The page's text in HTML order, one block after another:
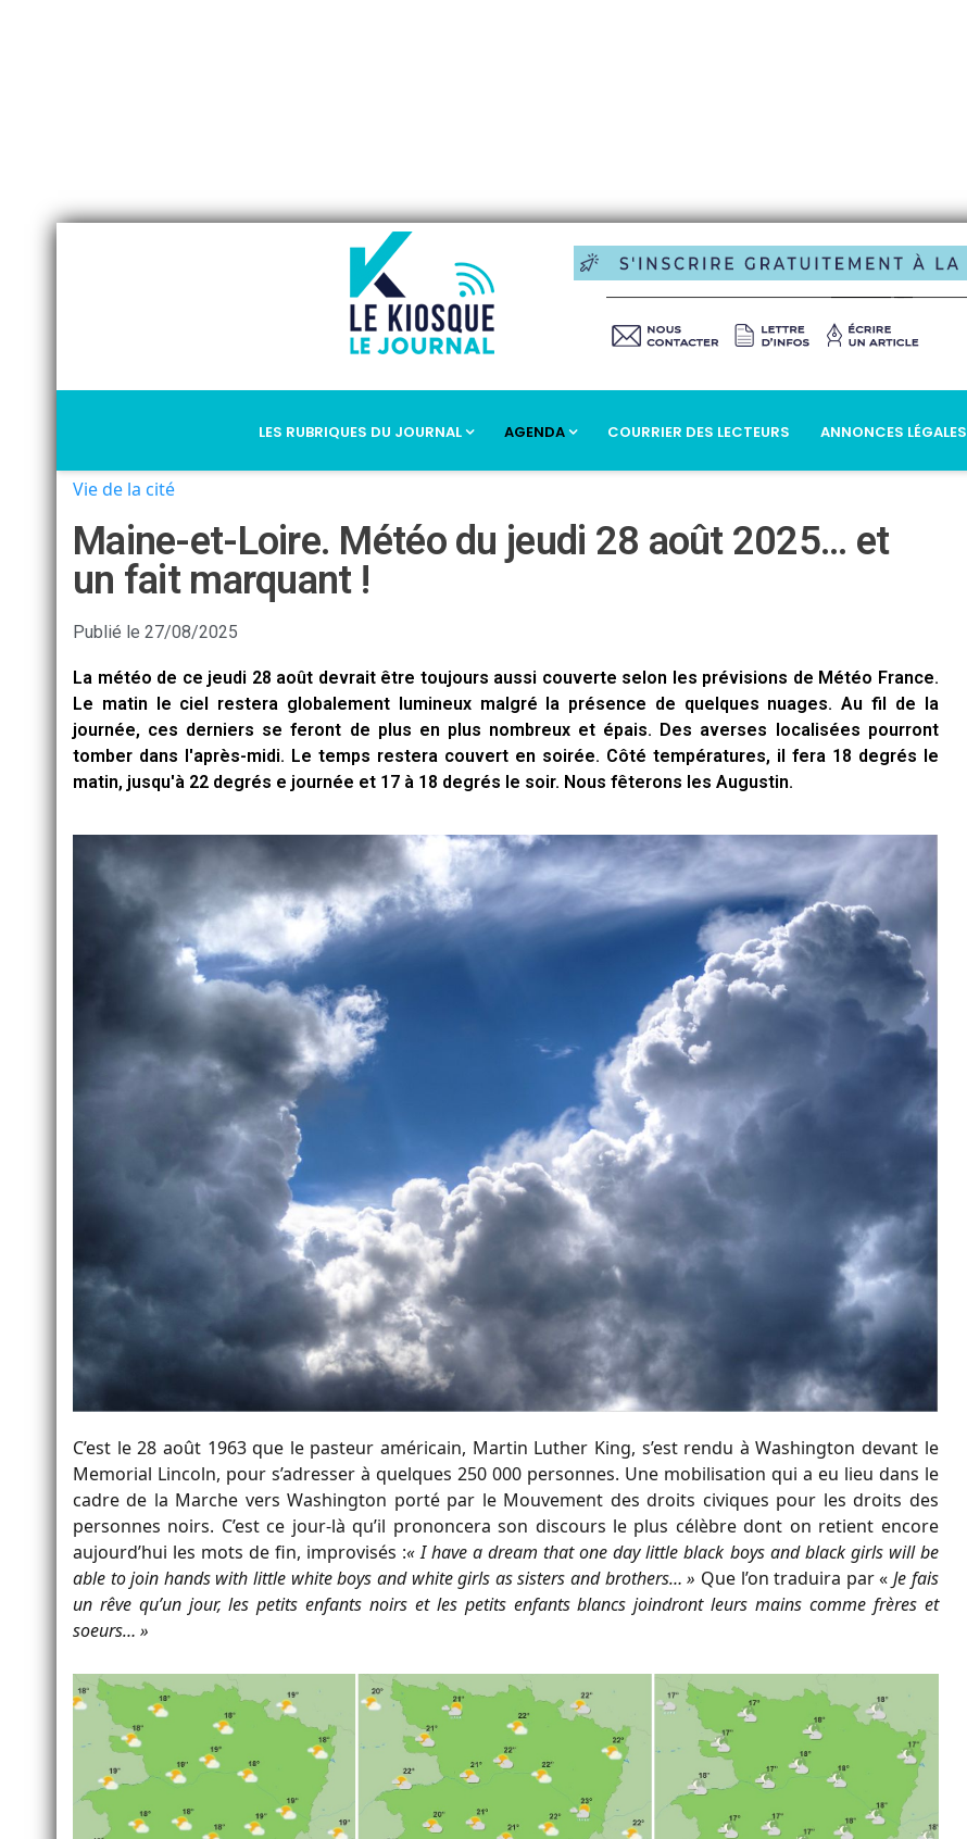
LES RUBRIQUES DU JOURNAL AGENDA COURRIER DES LECTEURS ANNONCES LÉGALES
Vie de la cité
Maine-et-Loire. Météo du jeudi 28 août 2025… et
un fait marquant !
Publié le 27/08/2025
La météo de ce jeudi 28 août devrait être toujours aussi couverte selon les prévisions de Météo France.
Le matin le ciel restera globalement lumineux malgré la présence de quelques nuages. Au fil de la
journée, ces derniers se feront de plus en plus nombreux et épais. Des averses localisées pourront
tomber dans l'après-midi. Le temps restera couvert en soirée. Côté températures, il fera 18 degrés le
matin, jusqu'à 22 degrés e journée et 17 à 18 degrés le soir. Nous fêterons les Augustin.
C’est le 28 août 1963 que le pasteur américain, Martin Luther King, s’est rendu à Washington devant le
Memorial Lincoln, pour s’adresser à quelques 250 000 personnes. Une mobilisation qui a eu lieu dans le
cadre de la Marche vers Washington porté par le Mouvement des droits civiques pour les droits des
personnes noirs. C’est ce jour-là qu’il prononcera son discours le plus célèbre dont on retient encore
aujourd’hui les mots de fin, improvisés :« I have a dream that one day little black boys and black girls will be
able to join hands with little white boys and white girls as sisters and brothers… » Que l’on traduira par «Je fais
un rêve qu’un jour, les petits enfants noirs et les petits enfants blancs joindront leurs mains comme frères et
soeurs… »